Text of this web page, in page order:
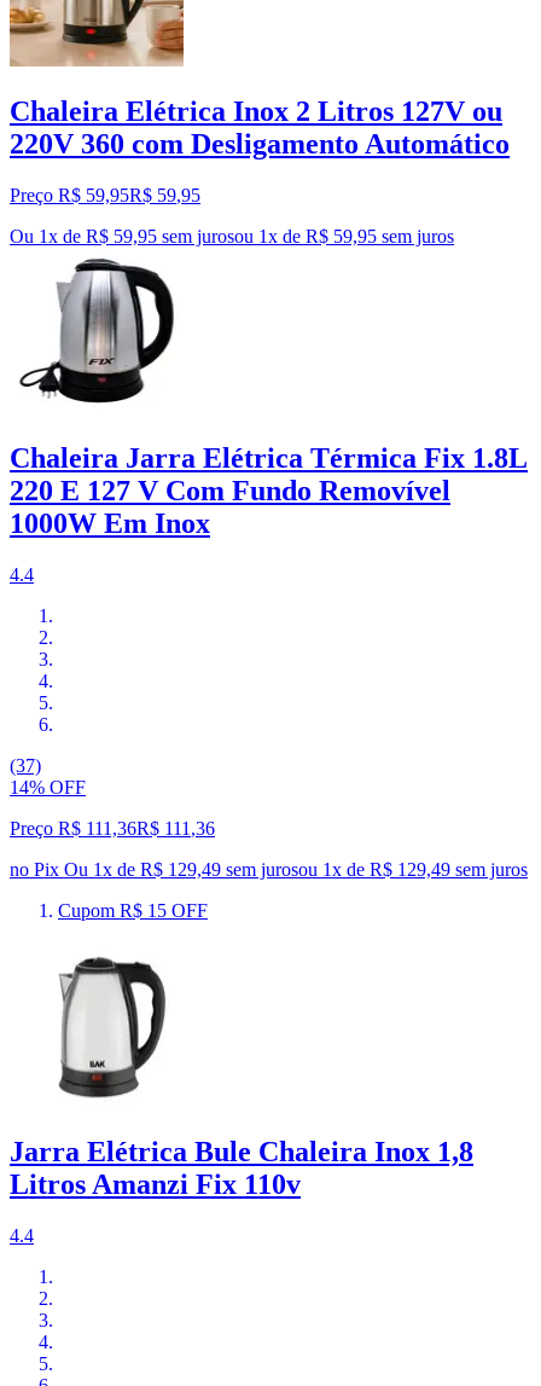
Chaleira Elétrica Inox 2 Litros 127V ou
220V 360 com Desligamento Automático
Preço R$ 59,95R$ 59,95
Ou 1x de R$ 59,95 sem jurosou 1x de R$ 59,95 sem juros
Chaleira Jarra Elétrica Térmica Fix 1.8L
220 E 127 V Com Fundo Removível
1000W Em Inox
4.4
(37)
14% OFF
Preço R$ 111,36R$ 111 ,36
no Pix Ou 1x de R$ 129,49 sem jurosou 1x de R$ 129,49 sem juros
Cupom R$ 15 OFF
Jarra Elétrica Bule Chaleira Inox 1,8
Litros Amanzi Fix 110v
4.4